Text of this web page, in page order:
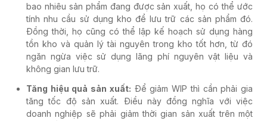
bao nhiêu sản phẩm đang được sản xuất, họ có thể ước
tính nhu cầu sử dụng kho để lưu trữ các sản phẩm đó.
Đồng thời, họ cũng có thể lập kế hoạch sử dụng hàng
tồn kho và quản lý tài nguyên trong kho tốt hơn, từ đó
ngăn ngừa việc sử dụng lãng phí nguyên vật liệu và
không gian lưu trữ.
Tăng hiệu quả sản xuất: Để giảm WIP thì cần phải gia
tăng tốc độ sản xuất. Điều này đồng nghĩa với việc
doanh nghiệp sẽ phải giảm thời gian sản xuất trên một